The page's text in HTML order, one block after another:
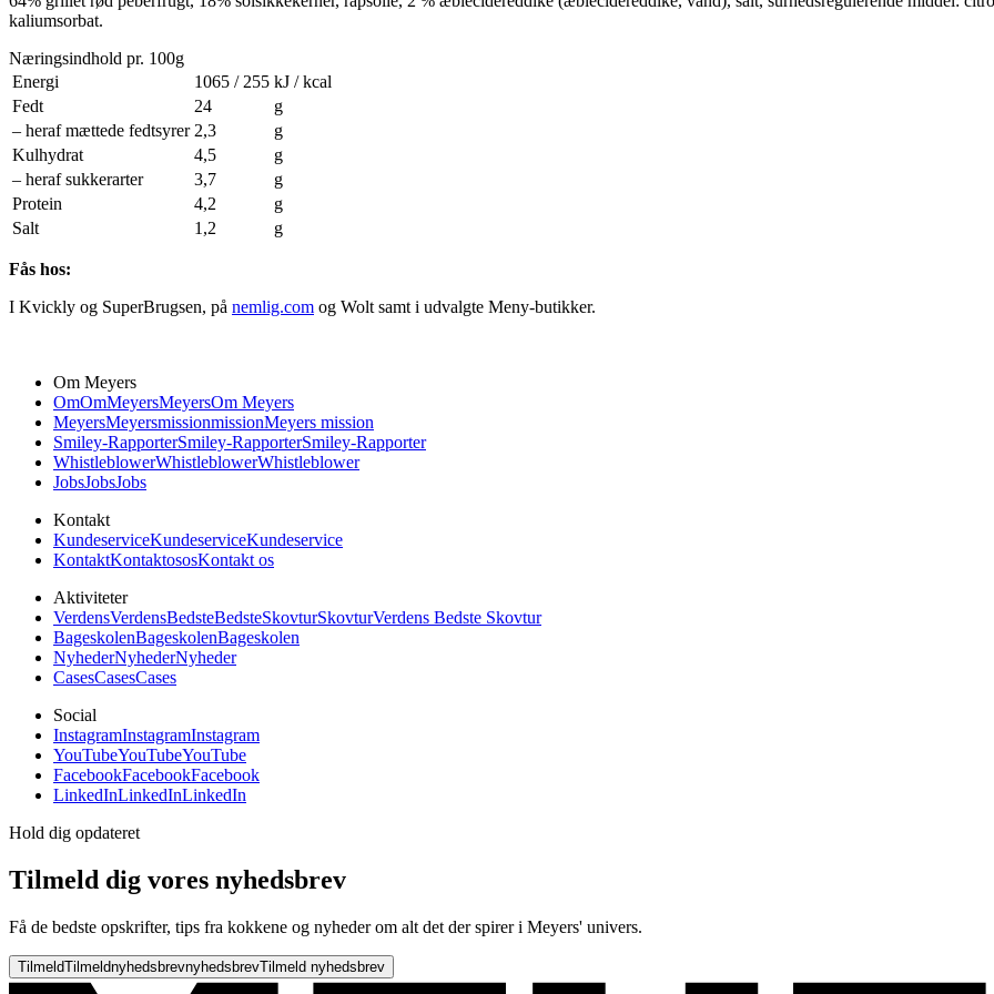
kaliumsorbat.
Næringsindhold pr. 100g
Energi
1065 / 255 kJ / kcal
Fedt
24
g
– heraf mættede fedtsyrer 2,3
g
Kulhydrat
4,5
g
– heraf sukkerarter
3,7
g
Protein
4,2
g
Salt
1,2 g
Fås hos:
I Kvickly og SuperBrugsen, på nemlig.com og Wolt samt i udvalgte Meny-butikker.
Om Meyers
OmOmMeyersMeyersOm Meyers
MeyersMeyersmissionmissionMeyers mission
Smiley-RapporterSmiley-RapporterSmiley-Rapporter
WhistleblowerWhistleblowerWhistleblower
JobsJobsJobs
Kontakt
KundeserviceKundeserviceKundeservice
KontaktKontaktososKontakt os
Aktiviteter
VerdensVerdensBedsteBedsteSkovturSkovturVerdens Bedste Skovtur
BageskolenBageskolenBageskolen
NyhederNyhederNyheder
CasesCasesCases
Social
InstagramInstagramInstagram
YouTubeYouTubeYouTube
FacebookFacebookFacebook
LinkedInLinkedInLinkedIn
Hold dig opdateret
Tilmeld dig vores nyhedsbrev
Få de bedste opskrifter, tips fra kokkene og nyheder om alt det der spirer i Meyers' univers.
TilmeldTilmeldnyhedsbrevnyhedsbrevTilmeld nyhedsbrev